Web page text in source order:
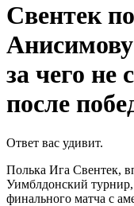
Свентек
Анисимову
за чего не
после
Ответ вас удивит.
Полька Ига Свентек,
Уимблдонский
финального матча с